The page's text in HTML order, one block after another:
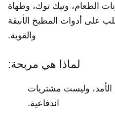
الطعام، وتيك توك، وطهاة
على أدوات المطبخ الأنيقة
والقوية.
لماذا هي مربحة:
الأمد، وليست مشتريات
اندفاعية.